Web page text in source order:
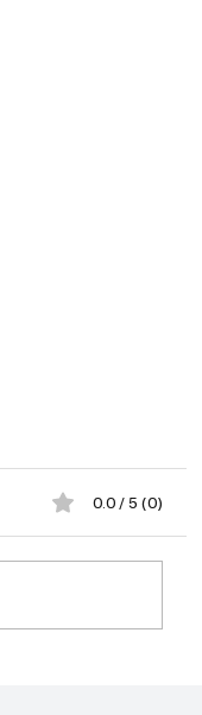
0.0 / 5 (0)